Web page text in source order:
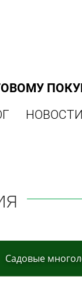
НОВОСТИ
Сaдoвые